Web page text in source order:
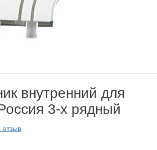
внутренний для
3-х рядный
отзыв